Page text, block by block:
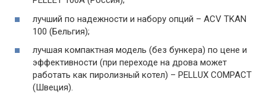
лучший по надежности и набору опций – ACV TKAN
100 (Бельгия);
лучшая компактная модель (без бункера) по цене и
эффективности (при переходе на дрова может
работать как пиролизный котел) – PELLUX COMPACT
(Швеция).